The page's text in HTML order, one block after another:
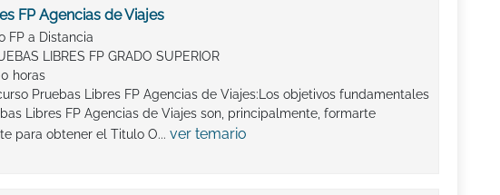
FP Agencias de Viajes
FP a Distancia
LIBRES FP GRADO SUPERIOR
horas
Pruebas Libres FP Agencias de Viajes:Los objetivos fundamentales
Libres FP Agencias de Viajes son, principalmente, formarte
para obtener el Titulo O... ver temario